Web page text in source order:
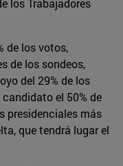
los Trabajadores
de los votos,
de los sondeos,
del 29% de los
el 50% de
presidenciales más
que tendrá lugar el